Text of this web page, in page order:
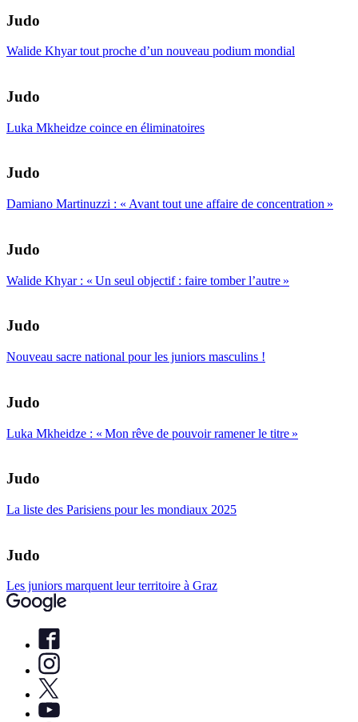
Judo
Walide Khyar tout proche d’un nouveau podium mondial
Judo
Luka Mkheidze coince en éliminatoires
Judo
Damiano Martinuzzi : « Avant tout une affaire de concentration »
Judo
Walide Khyar : « Un seul objectif : faire tomber l’autre »
Judo
Nouveau sacre national pour les juniors masculins !
Judo
Luka Mkheidze : « Mon rêve de pouvoir ramener le titre »
Judo
La liste des Parisiens pour les mondiaux 2025
Judo
Les juniors marquent leur territoire à Graz